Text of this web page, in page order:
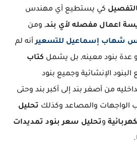
كي يستطيع أي مهندس
اعمال مفصله لأي بند, ومن
شهاب إسماعيل للتسعيرأنه لم
بنود معينه, بل يشمل كتاب
الإنشائية وجميع بنود
من أصغر بند إلى أكبر بند وحتى
الواجهات والمصاعد وكذلك تحليل
وتحليل سعر بنود تمديدات